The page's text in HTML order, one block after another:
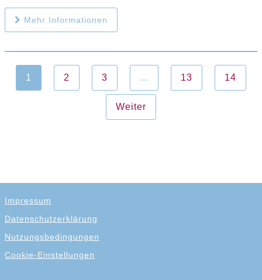
Mehr Informationen
1 2 3 ... 13 14
Weiter
Impressum
Datenschutzerklärung
Nutzungsbedingungen
Cookie-Einstellungen